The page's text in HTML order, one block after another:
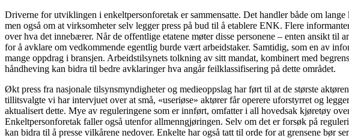
Driverne for utviklingen i enkeltpersonforetak er sammensatte. Det handler både om
men også om at virksomheter selv legger press på bud til å etablere ENK. Flere
over hva det innebærer. Når de offentlige etatene møter disse personene – enten ansikt
for å avklare om vedkommende egentlig burde vært arbeidstaker. Samtidig, som en av
mange oppdrag i bransjen. Arbeidstilsynets tolkning av sitt mandat, kombinert med
håndheving kan bidra til bedre avklaringer hva angår feilklassifisering på dette området.
Økt press fra nasjonale tilsynsmyndigheter og medieoppslag har ført til at de største
tillitsvalgte vi har intervjuet over at små, «useriøse» aktører får operere uforstyrret og
aktualisert dette. Mye av reguleringene som er innført, omfatter i all hovedsak kjøretøy
Enkeltpersonforetak faller også utenfor allmenngjøringen. Selv om det er forsøk på
kan bidra til å presse vilkårene nedover. Enkelte har også tatt til orde for at grensene bør